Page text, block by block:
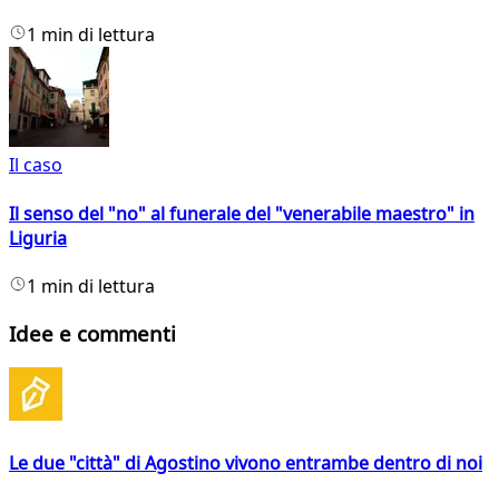
1 min di lettura
Il caso
Il senso del "no" al funerale del "venerabile maestro" in
Liguria
1 min di lettura
Idee e commenti
Le due "città" di Agostino vivono entrambe dentro di noi